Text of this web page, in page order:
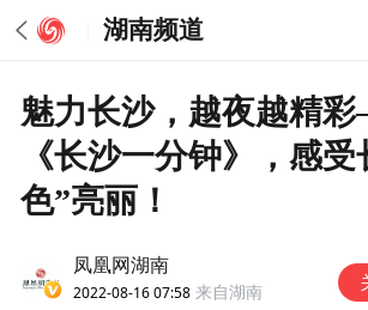
湖南频道
魅力长沙，越夜越精
《长沙一分钟》，感
色”亮丽！
凤凰网湖南
2022-08-16 07:58 来自湖南